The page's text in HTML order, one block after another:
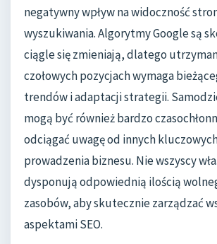
negatywny wpływ na widoczność
wyszukiwania. Algorytmy Google są
ciągle się zmieniają, dlatego
czołowych pozycjach wymaga
trendów i adaptacji strategii.
mogą być również bardzo
odciągać uwagę od innych
prowadzenia biznesu. Nie wszyscy
dysponują odpowiednią ilością
zasobów, aby skutecznie zarządzać
aspektami SEO.